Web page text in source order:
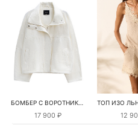
БОМБЕР С ВОРОТНИКОМ-СТОЙКОЙ
17 900 ₽ 12